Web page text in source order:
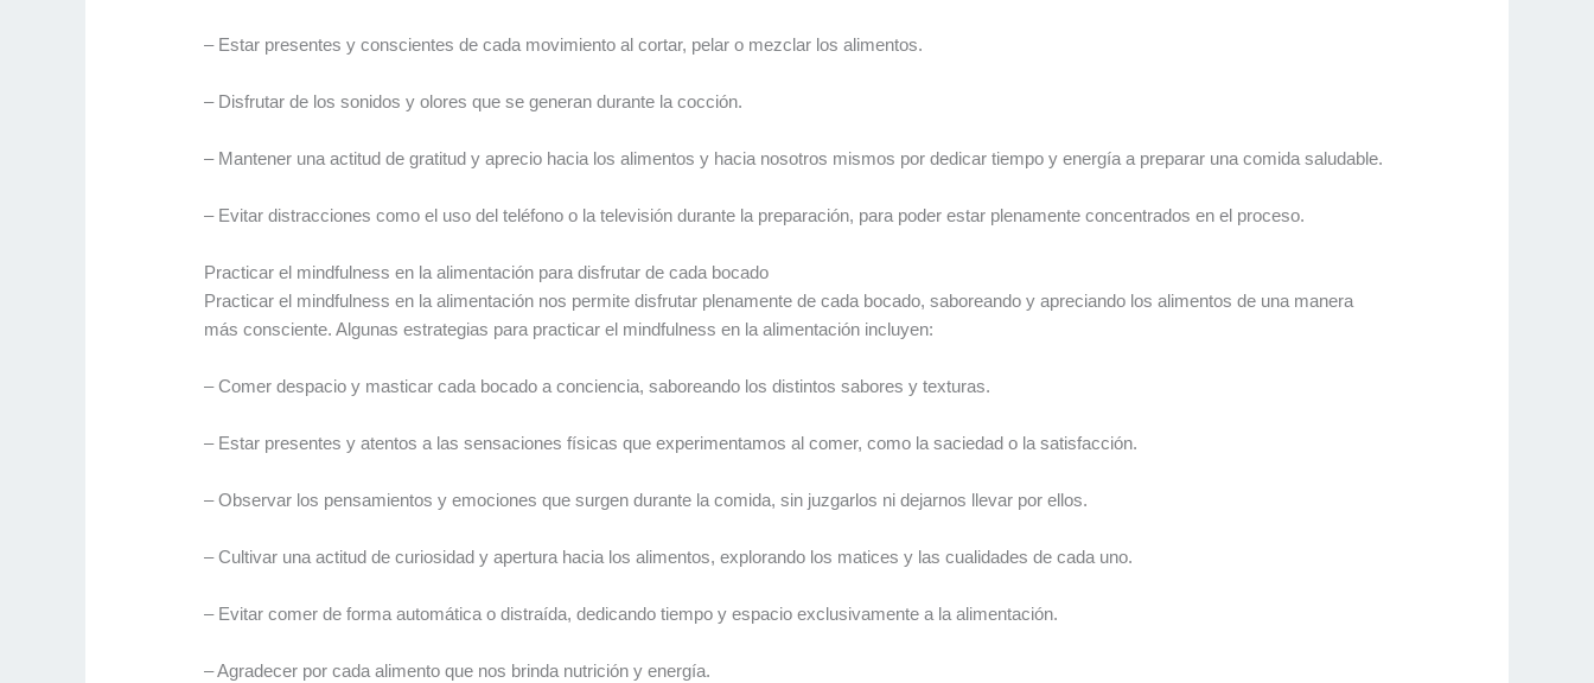
– Estar presentes y conscientes de cada movimiento al cortar, pelar o mezclar los alimentos.
– Disfrutar de los sonidos y olores que se generan durante la cocción.
– Mantener una actitud de gratitud y aprecio hacia los alimentos y hacia nosotros mismos por dedicar tiempo y energía a preparar una comida saludable.
– Evitar distracciones como el uso del teléfono o la televisión durante la preparación, para poder estar plenamente concentrados en el proceso.
Practicar el mindfulness en la alimentación para disfrutar de cada bocado
Practicar el mindfulness en la alimentación nos permite disfrutar plenamente de cada bocado, saboreando y apreciando los alimentos de una manera
más consciente. Algunas estrategias para practicar el mindfulness en la alimentación incluyen:
– Comer despacio y masticar cada bocado a conciencia, saboreando los distintos sabores y texturas.
– Estar presentes y atentos a las sensaciones físicas que experimentamos al comer, como la saciedad o la satisfacción.
– Observar los pensamientos y emociones que surgen durante la comida, sin juzgarlos ni dejarnos llevar por ellos.
– Cultivar una actitud de curiosidad y apertura hacia los alimentos, explorando los matices y las cualidades de cada uno.
– Evitar comer de forma automática o distraída, dedicando tiempo y espacio exclusivamente a la alimentación.
– Agradecer por cada alimento que nos brinda nutrición y energía.